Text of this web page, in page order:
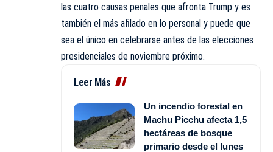
las cuatro causas penales que afronta Trump y es
también el más afilado en lo personal y puede que
sea el único en celebrarse antes de las elecciones
presidenciales de noviembre próximo.
Leer Más
Un incendio forestal en
Machu Picchu afecta 1,5
hectáreas de bosque
primario desde el lunes